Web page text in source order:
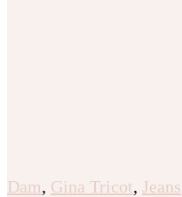
Dam, Gina Tricot, Jeans